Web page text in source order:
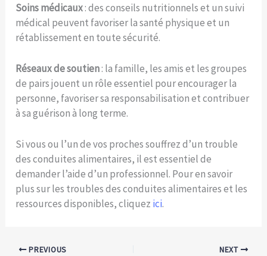
Soins médicaux: des conseils nutritionnels et un suivi
médical peuvent favoriser la santé physique et un
rétablissement en toute sécurité.
Réseaux de soutien: la famille, les amis et les groupes
de pairs jouent un rôle essentiel pour encourager la
personne, favoriser sa responsabilisation et contribuer
à sa guérison à long terme.
Si vous ou l’un de vos proches souffrez d’un trouble
des conduites alimentaires, il est essentiel de
demander l’aide d’un professionnel. Pour en savoir
plus sur les troubles des conduites alimentaires et les
ressources disponibles, cliquez ici.
PREVIOUS NEXT